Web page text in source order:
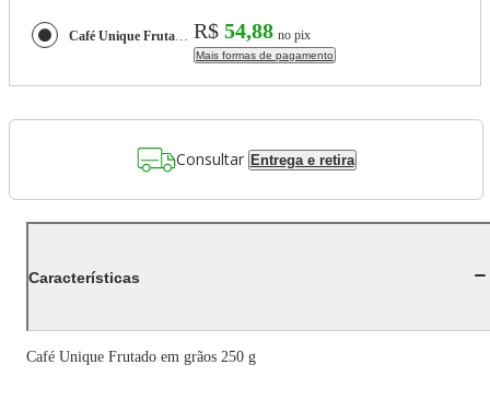
Café Unique Frutado em grãos 250 g R$ 54,88 no pix
Mais formas de pagamento
Consultar Entrega e retira
Características
Café Unique Frutado em grãos 250 g